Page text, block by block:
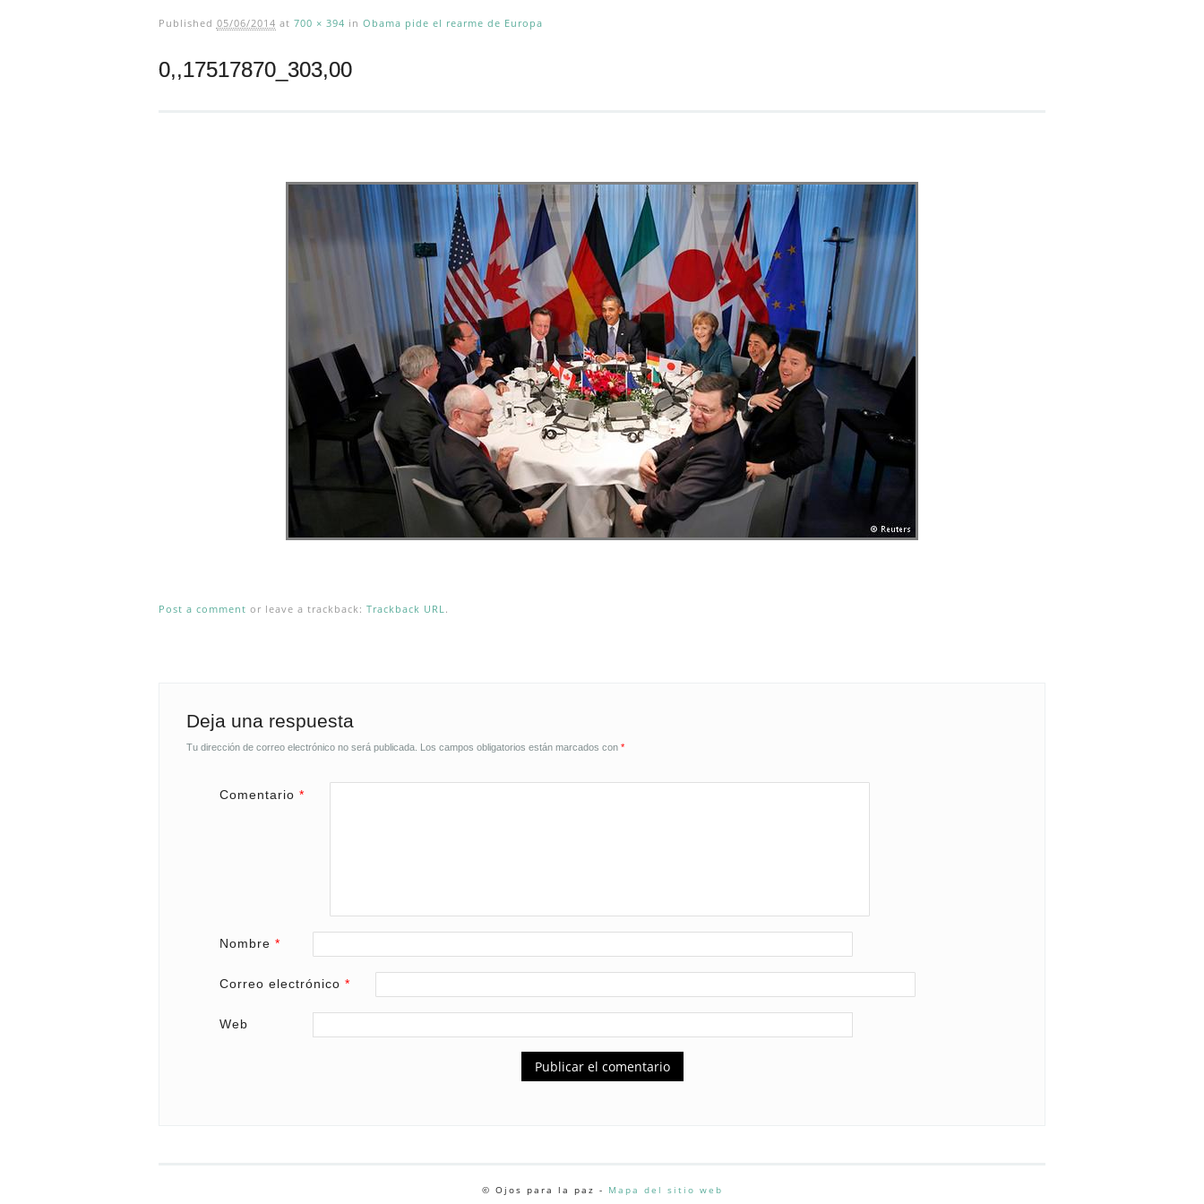
Published 05/06/2014 at 700 × 394 in Obama pide el rearme de Europa
0,,17517870_303,00
Post a comment or leave a trackback: Trackback URL .
Deja una respuesta
Tu dirección de correo electrónico no será publicada. Los campos obligatorios están marcados con *
Comentario *
Nombre *
Correo electrónico *
Web
© Ojos para la paz - Mapa del sitio web